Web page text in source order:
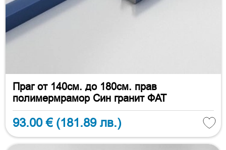
Праг от 140см. до 180см. прав
полимермрамор Син гранит ФАТ
93.00 € (181.89 лв.)